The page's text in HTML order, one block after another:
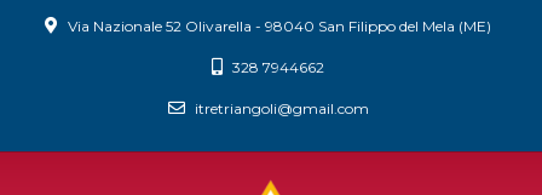
Via Nazionale 52 Olivarella - 98040 San Filippo del Mela (ME)
328 7944662
itretriangoli@gmail.com